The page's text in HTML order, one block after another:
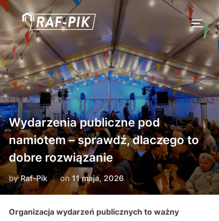
Skip
to
content
Wydarzenia publiczne pod
namiotem – sprawdź, dlaczego to
dobre rozwiązanie
byRaf-Pik on Posted
on
11 maja, 2026
Organizacja wydarzeń publicznych to ważny